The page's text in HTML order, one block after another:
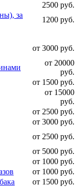
2500 руб.
за
1200 руб.
от 3000 руб.
от 20000
руб.
от 1500 руб.
от 15000
руб.
от 2500 руб.
от 3000 руб.
от 2500 руб.
от 5000 руб.
от 1000 руб.
от 1000 руб.
от 1500 руб.